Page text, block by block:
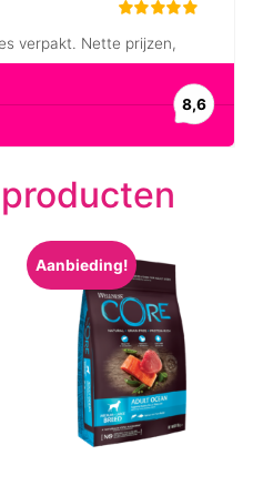
Aanbieding!